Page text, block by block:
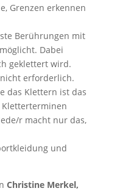
Grenzen erkennen
Berührungen mit
Dabei
geklettert wird.
erforderlich.
das Klettern ist das
r macht nur das,
und
Christine Merkel,